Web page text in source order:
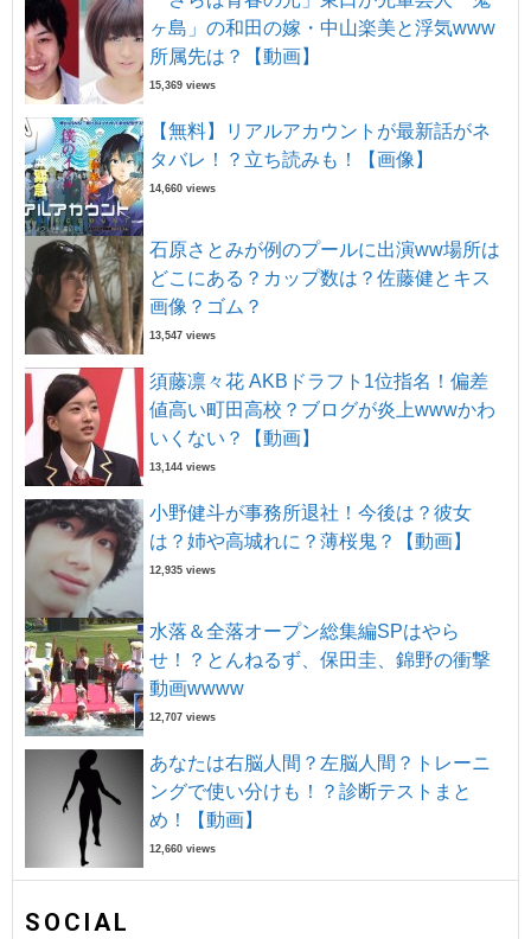
ヶ島」の和田の嫁・中山楽美と浮気www
所属先は？【動画】
15,369 views
【無料】リアルアカウントが最新話がネ
タバレ！？立ち読みも！【画像】
14,660 views
石原さとみが例のプールに出演ww場所は
どこにある？カップ数は？佐藤健とキス
画像？ゴム？
13,547 views
須藤凛々花 AKBドラフト1位指名！偏差
値高い町田高校？ブログが炎上wwwかわ
いくない？【動画】
13,144 views
小野健斗が事務所退社！今後は？彼女
は？姉や高城れに？薄桜鬼？【動画】
12,935 views
水落＆全落オープン総集編SPはやら
せ！？とんねるず、保田圭、錦野の衝撃
動画wwww
12,707 views
あなたは右脳人間？左脳人間？トレーニ
ングで使い分けも！？診断テストまと
め！【動画】
12,660 views
SOCIAL